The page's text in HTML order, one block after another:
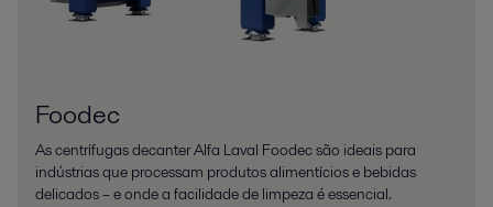
Foodec
As centrífugas decanter Alfa Laval Foodec são ideais para
indústrias que processam produtos alimentícios e bebidas
delicados – e onde a facilidade de limpeza é essencial.